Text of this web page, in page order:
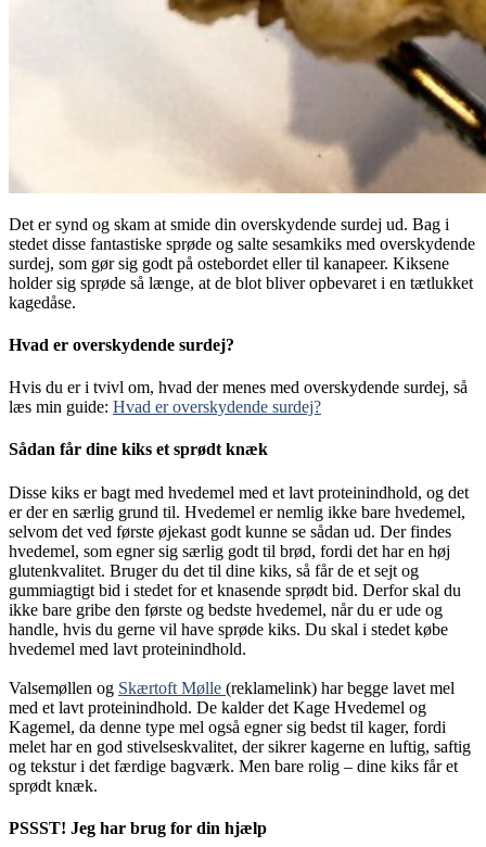
Det er synd og skam at smide din overskydende surdej ud. Bag i
stedet disse fantastiske sprøde og salte sesamkiks med overskydende
surdej, som gør sig godt på ostebordet eller til kanapeer. Kiksene
holder sig sprøde så længe, at de blot bliver opbevaret i en tætlukket
kagedåse.
Hvad er overskydende surdej?
Hvis du er i tvivl om, hvad der menes med overskydende surdej, så
læs min guide: Hvad er overskydende surdej?
Sådan får dine kiks et sprødt knæk
Disse kiks er bagt med hvedemel med et lavt proteinindhold, og det
er der en særlig grund til. Hvedemel er nemlig ikke bare hvedemel,
selvom det ved første øjekast godt kunne se sådan ud. Der findes
hvedemel, som egner sig særlig godt til brød, fordi det har en høj
glutenkvalitet. Bruger du det til dine kiks, så får de et sejt og
gummiagtigt bid i stedet for et knasende sprødt bid. Derfor skal du
ikke bare gribe den første og bedste hvedemel, når du er ude og
handle, hvis du gerne vil have sprøde kiks. Du skal i stedet købe
hvedemel med lavt proteinindhold.
Valsemøllen og Skærtoft Mølle (reklamelink) har begge lavet mel
med et lavt proteinindhold. De kalder det Kage Hvedemel og
Kagemel, da denne type mel også egner sig bedst til kager, fordi
melet har en god stivelseskvalitet, der sikrer kagerne en luftig, saftig
og tekstur i det færdige bagværk. Men bare rolig – dine kiks får et
sprødt knæk.
PSSST! Jeg har brug for din hjælp